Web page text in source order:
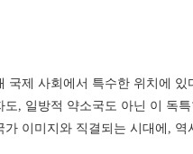
국제 사회에서 특수한 위치에
도, 일방적 약소국도 아닌 이 독
가 이미지와 직결되는 시대에,